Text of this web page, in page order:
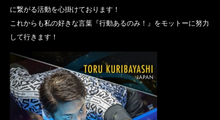
に繋がる活動を心掛けております！
これからも私の好きな言葉『行動あるのみ！』をモットーに努力
して行きます！